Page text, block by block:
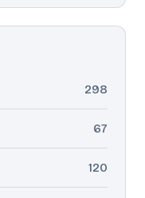
298
67
120